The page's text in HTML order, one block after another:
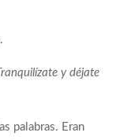
y déjate
palabras. Eran